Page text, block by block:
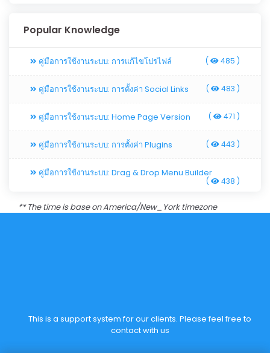
Popular Knowledge
คู่มือการใช้งานระบบ: การแก้ไขโปรไฟล์ ( 485 )
คู่มือการใช้งานระบบ: การตั้งค่า Social Links ( 483 )
คู่มือการใช้งานระบบ: Home Page Version ( 471 )
คู่มือการใช้งานระบบ: การตั้งค่า Plugins ( 443 )
คู่มือการใช้งานระบบ: Drag & Drop Menu Builder
( 438 )
** The time is base on America/New_York timezone
This is a support system for our clients. Please feel free to
contact with us